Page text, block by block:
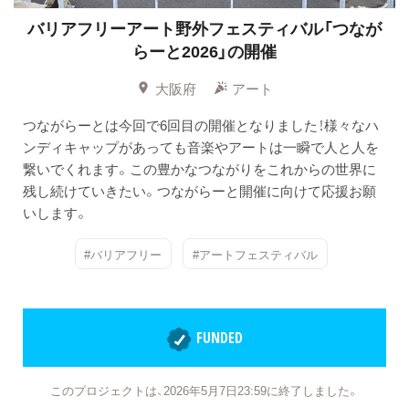
バリアフリーアート野外フェスティバル「つなが
らーと2026」の開催
大阪府
アート
つながらーとは今回で6回目の開催となりました！様々なハ
ンディキャップがあっても音楽やアートは一瞬で人と人を
繋いでくれます。この豊かなつながりをこれからの世界に
残し続けていきたい。つながらーと開催に向けて応援お願
いします。
#バリアフリー #アートフェスティバル
FUNDED
このプロジェクトは、2026年5月7日23:59に終了しました。